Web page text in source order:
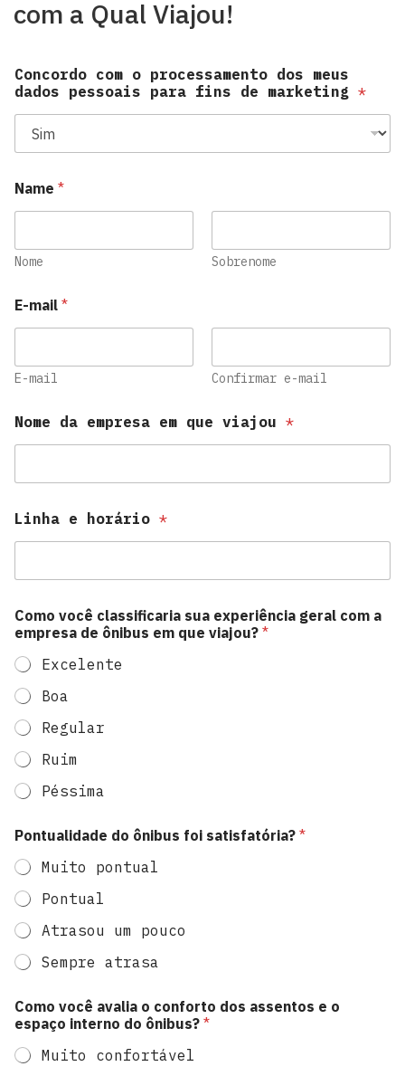
com a Qual Viajou!
Concordo com o processamento dos meus
dados pessoais para fins de marketing *
Name *
Nome Sobrenome
E-mail *
E-mail Confirmar e-mail
Nome da empresa em que viajou *
Linha e horário *
Como você classificaria sua experiência geral com a
empresa de ônibus em que viajou? *
Excelente
Boa
Regular
Ruim
Péssima
Pontualidade do ônibus foi satisfatória? *
Muito pontual
Pontual
Atrasou um pouco
Sempre atrasa
h
o
r
á
Como você avalia o conforto dos assentos e o
espaço interno do ônibus? *
Muito confortável